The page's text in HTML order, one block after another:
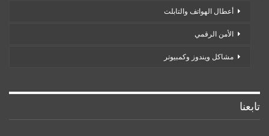
أعطال الهواتف والتابلت
الأمن الرقمي
مشاكل ويندوز وكمبيوتر
تابعنا